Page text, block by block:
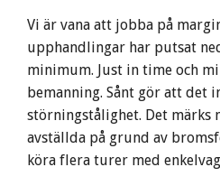
Vi är vana att jobba på
upphandlingar har putsat
minimum. Just in time och
bemanning. Sånt gör att det
störningstålighet. Det märks
avställda på grund av
köra flera turer med